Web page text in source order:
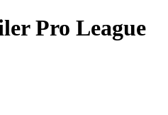
Pro League